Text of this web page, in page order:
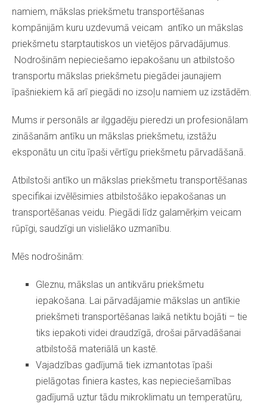
namiem, mākslas priekšmetu transportēšanas
kompānijām kuru uzdevumā veicam antīko un mākslas
priekšmetu starptautiskos un vietējos pārvadājumus.
Nodrošinām nepieciešamo iepakošanu un atbilstošo
transportu mākslas priekšmetu piegādei jaunajiem
īpašniekiem kā arī piegādi no izsoļu namiem uz izstādēm.
Mums ir personāls ar ilggadēju pieredzi un profesionālam
zināšanām antīku un mākslas priekšmetu, izstāžu
eksponātu un citu īpaši vērtīgu priekšmetu pārvadāšanā.
Atbilstoši antīko un mākslas priekšmetu transportēšanas
specifikai izvēlēsimies atbilstošāko iepakošanas un
transportēšanas veidu. Piegādi līdz galamērķim veicam
rūpīgi, saudzīgi un vislielāko uzmanību.
Mēs nodrošinām:
Gleznu, mākslas un antikvāru priekšmetu
iepakošana. Lai pārvadājamie mākslas un antīkie
priekšmeti transportēšanas laikā netiktu bojāti – tie
tiks iepakoti videi draudzīgā, drošai pārvadāšanai
atbilstošā materiālā un kastē.
Vajadzības gadījumā tiek izmantotas īpaši
pielāgotas finiera kastes, kas nepieciešamības
gadījumā uztur tādu mikroklimatu un temperatūru,